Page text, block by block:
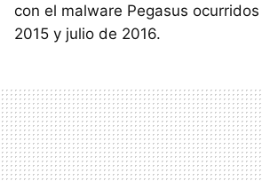
con el malware Pegasus
2015 y julio de 2016.